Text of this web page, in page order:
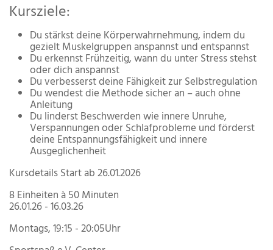
Kursziele:
Du stärkst deine Körperwahrnehmung, indem du
gezielt Muskelgruppen anspannst und entspannst
Du erkennst Frühzeitig, wann du unter Stress stehst
oder dich anspannst
Du verbesserst deine Fähigkeit zur Selbstregulation
Du wendest die Methode sicher an – auch ohne
Anleitung
Du linderst Beschwerden wie innere Unruhe,
Verspannungen oder Schlafprobleme und förderst
deine Entspannungsfähigkeit und innere
Ausgeglichenheit
Kursdetails Start ab 26.01.2026
8 Einheiten à 50 Minuten
26.01.26 - 16.03.26
Montags, 19:15 - 20:05Uhr ​​